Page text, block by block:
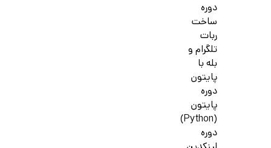
دوره
ساخت
ربات
تلگرام و
بله با
پایتون
دوره
پایتون
(Python)
دوره